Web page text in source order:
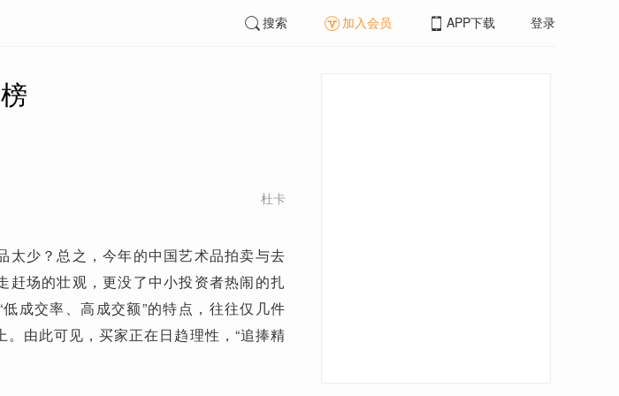
搜索 加入会员 APP下载 登录
杜卡
少？总之，今年的中国艺术品拍卖与去
赶场的壮观，更没了中小投资者热闹的扎
成交率、高成交额”的特点，往往仅几件
由此可见，买家正在日趋理性，“追捧精